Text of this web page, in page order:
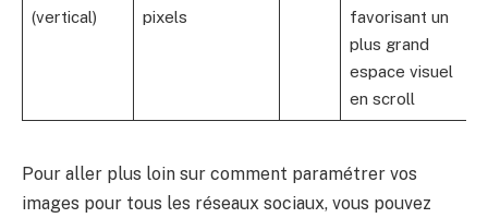
(vertical)
pixels
favorisant un
plus grand
espace visuel
en scroll
Pour aller plus loin sur comment paramétrer vos
images pour tous les réseaux sociaux, vous pouvez